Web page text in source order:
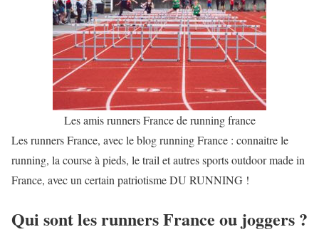
Les amis runners France de running france
Les runners France, avec le blog running France : connaitre le
running, la course à pieds, le trail et autres sports outdoor made in
France, avec un certain patriotisme DU RUNNING !
Qui sont les runners France ou joggers ?